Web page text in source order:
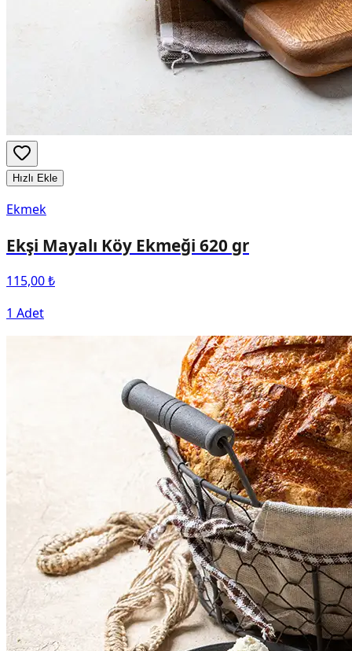
Hızlı Ekle
Ekmek
Ekşi Mayalı Köy Ekmeği 620 gr
115,00 ₺
1 Adet